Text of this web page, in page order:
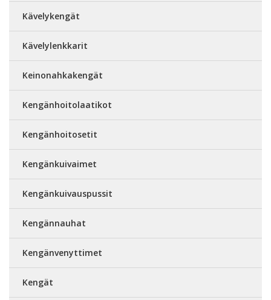
Kävelykengät
Kävelylenkkarit
Keinonahkakengät
Kengänhoitolaatikot
Kengänhoitosetit
Kengänkuivaimet
Kengänkuivauspussit
Kengännauhat
Kengänvenyttimet
Kengät